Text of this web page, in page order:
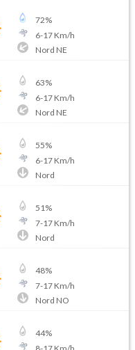
72%
6-17Km/h
Nord NE
63%
6-17Km/h
Nord NE
55%
6-17Km/h
Nord
51%
7-17Km/h
Nord
48%
7-17Km/h
Nord NO
44%